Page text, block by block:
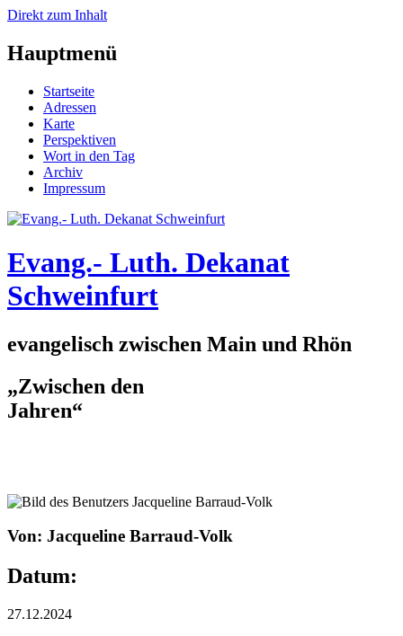
Direkt zum Inhalt
Hauptmenü
Startseite
Adressen
Karte
Perspektiven
Wort in den Tag
Archiv
Impressum
Evang.- Luth. Dekanat
Schweinfurt
evangelisch zwischen Main und Rhön
„Zwischen den
Jahren“
Von: Jacqueline Barraud-Volk
Datum:
27.12.2024